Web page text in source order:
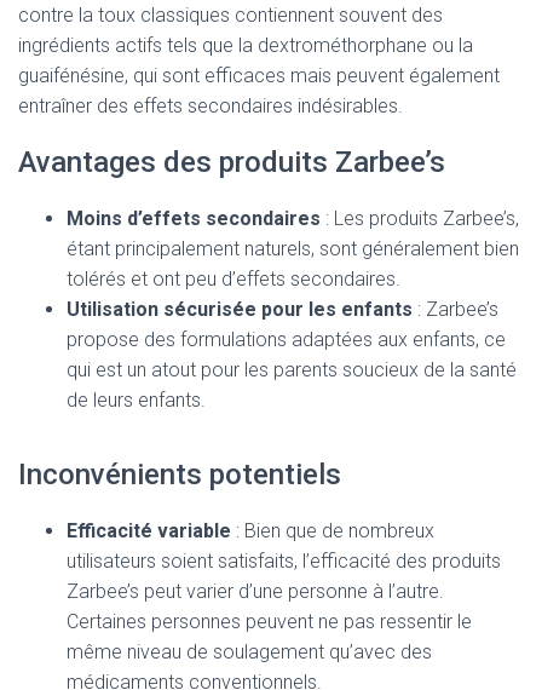
contre la toux classiques contiennent souvent des
ingrédients actifs tels que la dextrométhorphane ou la
guaifénésine, qui sont efficaces mais peuvent également
entraîner des effets secondaires indésirables.
Avantages des produits Zarbee’s
Moins d’effets secondaires : Les produits Zarbee’s,
étant principalement naturels, sont généralement bien
tolérés et ont peu d’effets secondaires.
Utilisation sécurisée pour les enfants : Zarbee’s
propose des formulations adaptées aux enfants, ce
qui est un atout pour les parents soucieux de la santé
de leurs enfants.
Inconvénients potentiels
Efficacité variable : Bien que de nombreux
utilisateurs soient satisfaits, l’efficacité des produits
Zarbee’s peut varier d’une personne à l’autre.
Certaines personnes peuvent ne pas ressentir le
même niveau de soulagement qu’avec des
médicaments conventionnels.